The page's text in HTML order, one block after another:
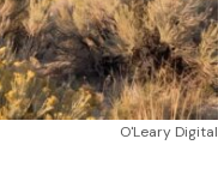
O'Leary Digital